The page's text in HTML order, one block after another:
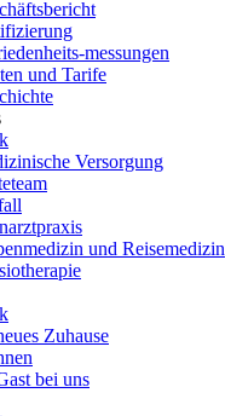
messungen
und Tarife
Versorgung
und Reisemedizin
Zuhause
bei uns